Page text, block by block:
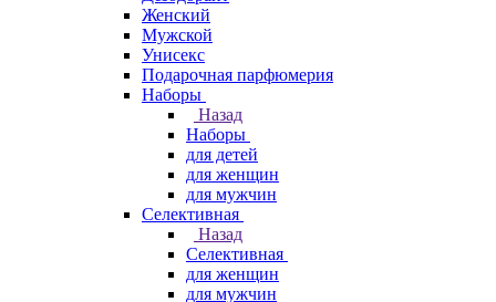
Женский
Мужской
Унисекс
Подарочная парфюмерия
Наборы
Назад
Наборы
для детей
для женщин
для мужчин
Селективная
Назад
Селективная
для женщин
для мужчин